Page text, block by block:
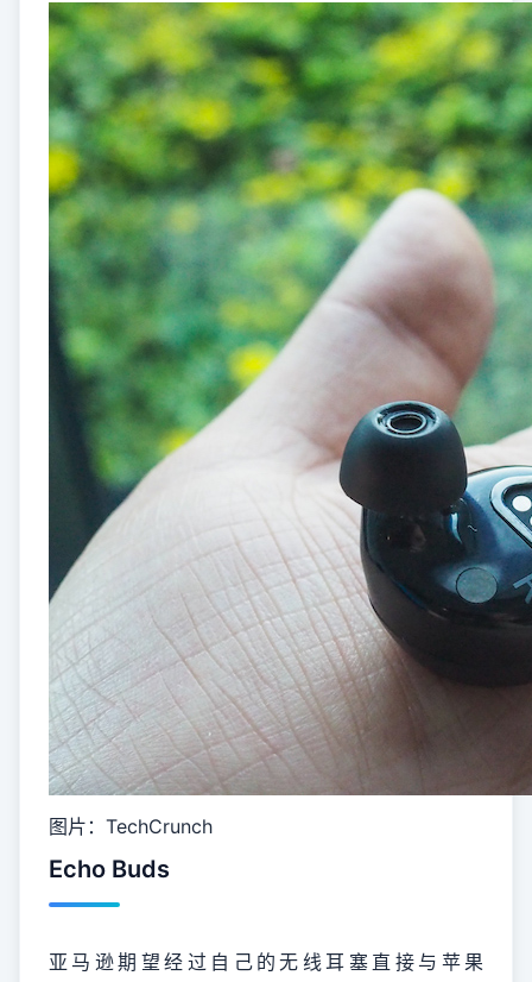
图片：TechCrunch
Echo Buds
亚马逊期望经过自己的无线耳塞直接与苹果